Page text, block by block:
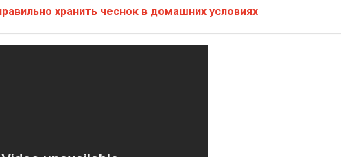
хранить чеснок в домашних условиях